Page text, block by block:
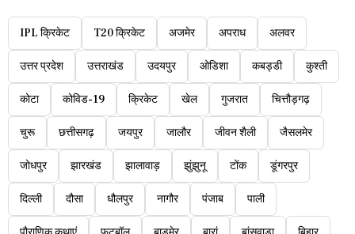
IPL क्रिकेट T20 क्रिकेट अजमेर अपराध अलवर
उत्तर प्रदेश उत्तराखंड उदयपुर ओडिशा कबड्डी कुश्ती
कोटा कोविड-19 क्रिकेट खेल गुजरात चित्तौड़गढ़
चुरू छत्तीसगढ़ जयपुर जालौर जीवन शैली जैसलमेर
जोधपुर झारखंड झालावाड़ झुंझुनू टोंक डूंगरपुर
दिल्ली दौसा धौलपुर नागौर पंजाब पाली